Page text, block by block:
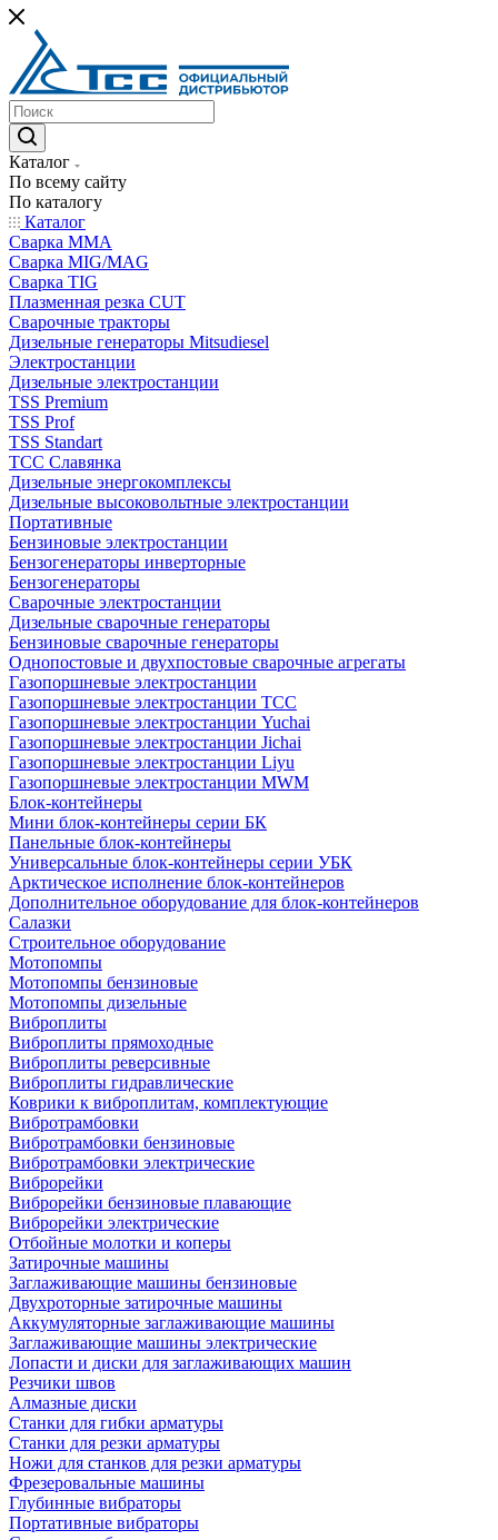
Каталог
По всему сайту
По каталогу
Каталог
Сварка MMA
Сварка MIG/MAG
Сварка TIG
Плазменная резка CUT
Сварочные тракторы
Дизельные генераторы Mitsudiesel
Электростанции
Дизельные электростанции
TSS Premium
TSS Prof
TSS Standart
ТСС Славянка
Дизельные энергокомплексы
Дизельные высоковольтные электростанции
Портативные
Бензиновые электростанции
Бензогенераторы инверторные
Бензогенераторы
Сварочные электростанции
Дизельные сварочные генераторы
Бензиновые сварочные генераторы
Однопостовые и двухпостовые сварочные агрегаты
Газопоршневые электростанции
Газопоршневые электростанции ТСС
Газопоршневые электростанции Yuchai
Газопоршневые электростанции Jichai
Газопоршневые электростанции Liyu
Газопоршневые электростанции MWM
Блок-контейнеры
Мини блок-контейнеры серии БК
Панельные блок-контейнеры
Универсальные блок-контейнеры серии УБК
Арктическое исполнение блок-контейнеров
Дополнительное оборудование для блок-контейнеров
Салазки
Строительное оборудование
Мотопомпы
Мотопомпы бензиновые
Мотопомпы дизельные
Виброплиты
Виброплиты прямоходные
Виброплиты реверсивные
Виброплиты гидравлические
Коврики к виброплитам, комплектующие
Вибротрамбовки
Вибротрамбовки бензиновые
Вибротрамбовки электрические
Виброрейки
Виброрейки бензиновые плавающие
Виброрейки электрические
Отбойные молотки и коперы
Затирочные машины
Заглаживающие машины бензиновые
Двухроторные затирочные машины
Аккумуляторные заглаживающие машины
Заглаживающие машины электрические
Лопасти и диски для заглаживающих машин
Резчики швов
Алмазные диски
Станки для гибки арматуры
Станки для резки арматуры
Ножи для станков для резки арматуры
Фрезеровальные машины
Глубинные вибраторы
Портативные вибраторы